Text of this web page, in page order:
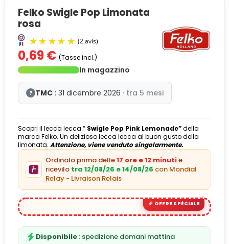
Felko Swigle Pop Limonata
rosa
(2 avis)
0,69 € (Tasse incl.)
In magazzino
? TMC : 31 dicembre 2026 · tra 5 mesi
Scopri il lecca lecca “ Swigle Pop Pink Lemonade”della
marca Felko. Un delizioso lecca lecca al buon gusto della
limonata. Attenzione, viene venduto singolarmente.
Ordinalo prima delle17 ore e 12 minutie
ricevilo tra 12/08/26 e 14/08/26 con Mondial
Relay - Livraison Relais
Disponibile : spedizione domani mattina